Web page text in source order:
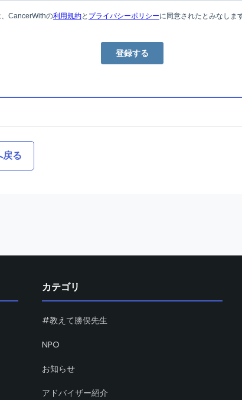
る
カテゴリ
#教えて勝俣先生
NPO
お知らせ
アドバイザー紹介